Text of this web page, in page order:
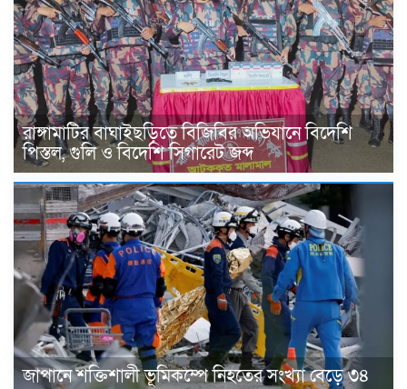
রাঙ্গামাটির বাঘাইছড়িতে বিজিবির অভিযানে বিদেশি
পিস্তল, গুলি ও বিদেশি সিগারেট জব্দ
জাপানে শক্তিশালী ভূমিকম্পে নিহতের সংখ্যা বেড়ে ৩৪